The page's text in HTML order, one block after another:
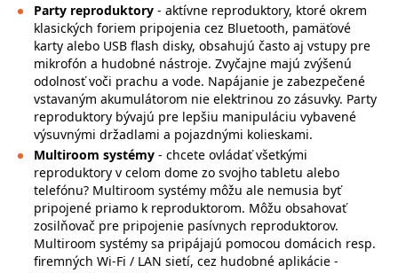
Party reproduktory - aktívne reproduktory, ktoré okrem
klasických foriem pripojenia cez Bluetooth, pamäťové
karty alebo USB flash disky, obsahujú často aj vstupy pre
mikrofón a hudobné nástroje. Zvyčajne majú zvýšenú
odolnosť voči prachu a vode. Napájanie je zabezpečené
vstavaným akumulátorom nie elektrinou zo zásuvky. Party
reproduktory bývajú pre lepšiu manipuláciu vybavené
výsuvnými držadlami a pojazdnými kolieskami.
Multiroom systémy - chcete ovládať všetkými
reproduktory v celom dome zo svojho tabletu alebo
telefónu? Multiroom systémy môžu ale nemusia byť
pripojené priamo k reproduktorom. Môžu obsahovať
zosilňovač pre pripojenie pasívnych reproduktorov.
Multiroom systémy sa pripájajú pomocou domácich resp.
firemných Wi-Fi / LAN sietí, cez hudobné aplikácie -